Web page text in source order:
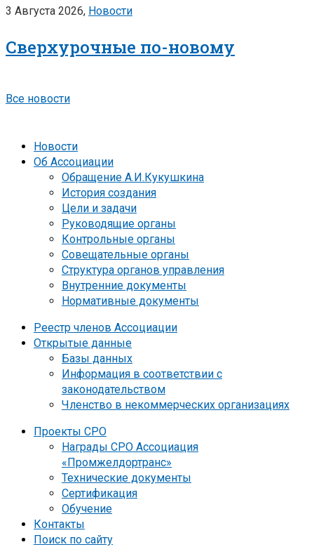
3 Августа 2026, Новости
Сверхурочные по-новому
Все новости
Новости
Об Ассоциации
Обращение А.И.Кукушкина
История создания
Цели и задачи
Руководящие органы
Контрольные органы
Совещательные органы
Структура органов управления
Внутренние документы
Нормативные документы
Реестр членов Ассоциации
Открытые данные
Базы данных
Информация в соответствии с
законодательством
Членство в некоммерческих организациях
Проекты СРО
Награды СРО Ассоциация
«Промжелдортранс»
Технические документы
Сертификация
Обучение
Контакты
Поиск по сайту